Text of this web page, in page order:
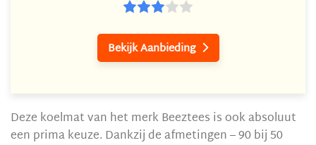
Bekijk Aanbieding 
Deze koelmat van het merk Beeztees is ook absoluut
een prima keuze. Dankzij de afmetingen – 90 bij 50